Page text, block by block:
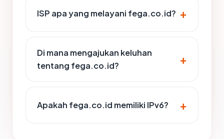
ISP apa yang melayani fega.co.id?
Di mana mengajukan keluhan
tentang fega.co.id?
Apakah fega.co.id memiliki IPv6?